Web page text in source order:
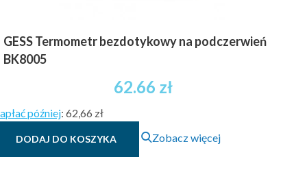
GESS Termometr bezdotykowy na podczerwień
BK8005
62.66 zł
później: 62,66 zł
DODAJ DO KOSZYKA Zobacz więcej